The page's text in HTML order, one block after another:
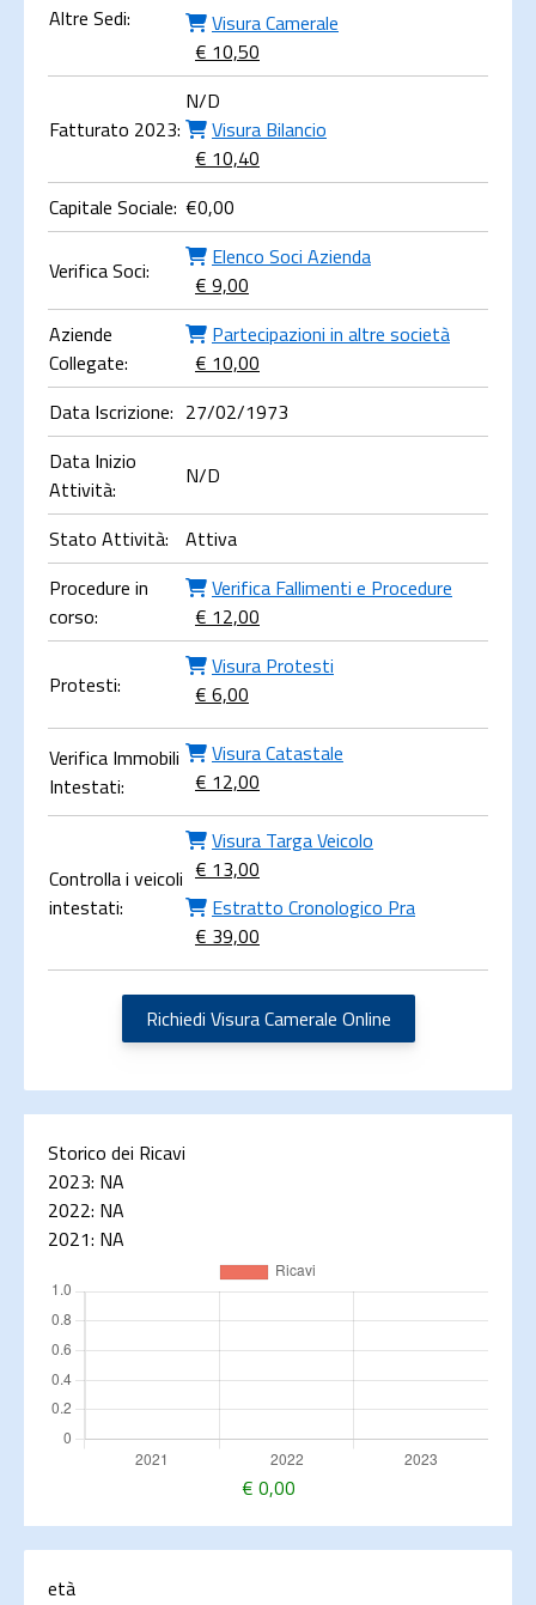
Altre Sedi:
Visura Camerale
€ 10,50
Fatturato 2023:
N/D
Visura Bilancio
€ 10,40
Capitale Sociale: €0,00
Verifica Soci:
Elenco Soci Azienda
€ 9,00
Aziende
Collegate:
Partecipazioni in altre società
€ 10,00
Data Iscrizione: 27/02/1973
Data Inizio
Attività:
N/D
Stato Attività:
Attiva
Procedure in
corso:
Verifica Fallimenti e Procedure
€ 12,00
Protesti:
Visura Protesti
€ 6,00
Verifica Immobili
Intestati:
Visura Catastale
€ 12,00
Controlla i veicoli
intestati:
Visura Targa Veicolo
€ 13,00
Estratto Cronologico Pra
€ 39,00
Richiedi Visura Camerale Online
Storico dei Ricavi
2023: NA
2022: NA
2021: NA
€ 0,00
età